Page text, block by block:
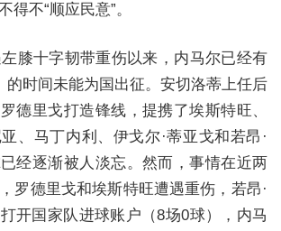
得不“顺应民意”。
膝十字韧带重伤以来，内马尔已经有
的时间未能为国出征。安切洛蒂上任后
德里戈打造锋线，提携了埃斯特旺、
、马丁内利、伊戈尔·蒂亚戈和若昂·
经逐渐被人淡忘。然而，事情在近两
罗德里戈和埃斯特旺遭遇重伤，若昂·
开国家队进球账户（8场0球），内马